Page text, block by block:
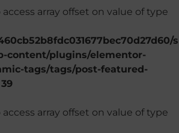
access array offset on value of type
content/plugins/elementor-
tags/tags/post-featured-
39
access array offset on value of type